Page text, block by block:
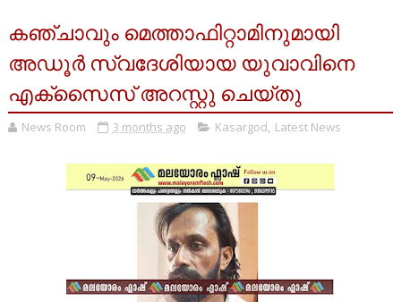
കഞ്ചാവും മെത്താഫിറ്റാമിനുമായി
അഡൂർ സ്വദേശിയായ യുവാവിനെ
എക്സൈസ് അറസ്റ്റു ചെയ്തു
News Room 3 months ago Kasargod, Latest News